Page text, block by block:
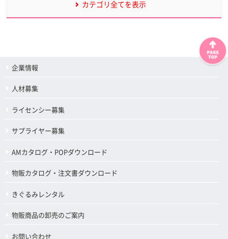
カテゴリ全てを表示
企業情報
人材募集
ライセンシー募集
サプライヤー募集
AMカタログ・POPダウンロード
物販カタログ・注文書ダウンロード
きぐるみレンタル
物販商品の卸売のご案内
お問い合わせ